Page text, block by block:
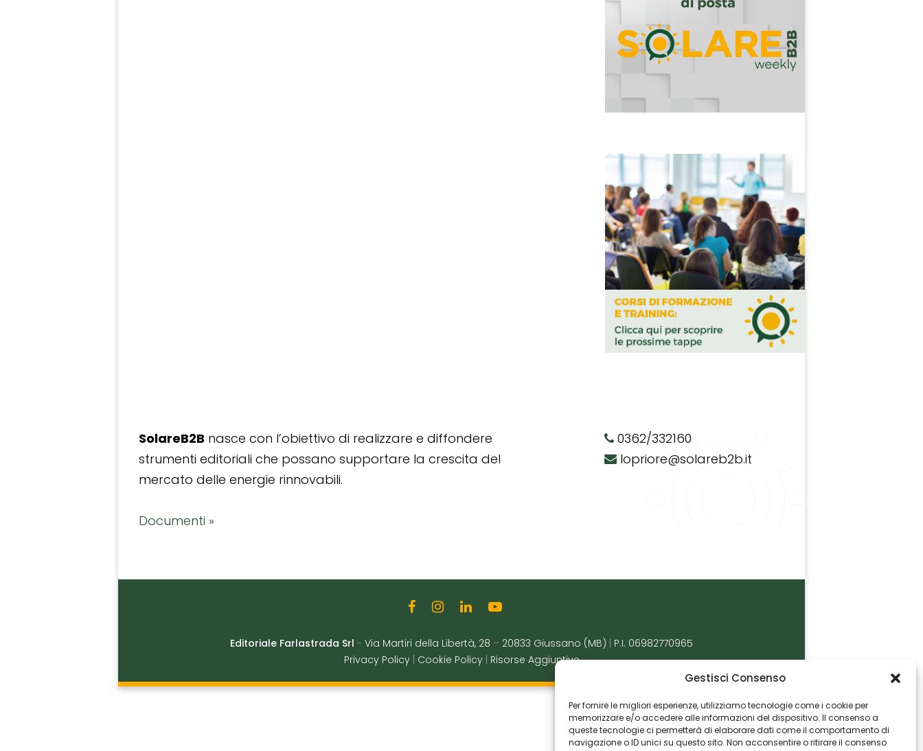
Gestisci Consenso
Per fornire le migliori esperienze, utilizziamo tecnologie come i cookie per
memorizzare e/o accedere alle informazioni del dispositivo. Il consenso a
queste tecnologie ci permetterà di elaborare dati come il comportamento di
navigazione o ID unici su questo sito. Non acconsentire o ritirare il consenso
SolareB2B nasce con l’obiettivo di realizzare e diffondere
strumenti editoriali che possano supportare la crescita del
mercato delle energie rinnovabili.
Documenti »
0362/332160
lopriore@solareb2b.it
Editoriale Farlastrada Srl - Via Martiri della Libertà, 28 – 20833 Giussano (MB)
P.I. 06982770965
Privacy Policy
Cookie Policy Risorse Aggiuntive